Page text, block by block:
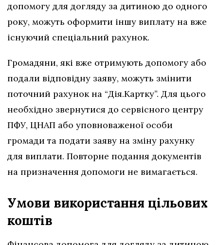
допомогу для догляду за дитиною до одного
року, можуть оформити іншу виплату на вже
існуючий спеціальний рахунок.
Громадяни, які вже отримують допомогу або
подали відповідну заяву, можуть змінити
поточний рахунок на “Дія.Картку”. Для цього
необхідно звернутися до сервісного центру
ПФУ, ЦНАП або уповноваженої особи
громади та подати заяву на зміну рахунку
для виплати. Повторне подання документів
на призначення допомоги не вимагається.
Умови використання цільових
коштів